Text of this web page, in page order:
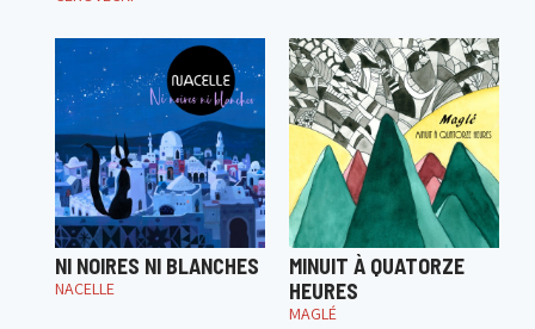
NI NOIRES NI BLANCHES
NACELLE
MINUIT À QUATORZE
HEURES
MAGLÉ